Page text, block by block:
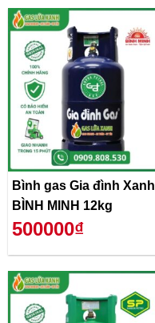
Bình gas Gia đình Xanh
BÌNH MINH 12kg
500000₫